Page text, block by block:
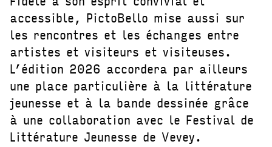
accessible, PictoBello mise aussi sur
les rencontres et les échanges entre
artistes et visiteurs et visiteuses.
L’édition 2026 accordera par ailleurs
une place particulière à la littérature
jeunesse et à la bande dessinée grâce
à une collaboration avec le Festival de
Littérature Jeunesse de Vevey.